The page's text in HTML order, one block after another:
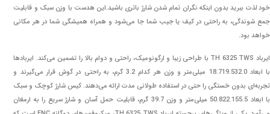
خود لذت ببرید بدون اینکه نگران تمام شدن شارژ باتری باشید.این هدست با وزن سبک و قابلیت
جمع شوندگی، به راحتی در کیف یا جیب شما جا می‌شود و همراه همیشگی شما در هر مکانی
خواهد بود.
ایرباد TH 6325 TWS با طراحی زیبا و ارگونومیک، راحتی و دوام بالا را تضمین می‌کند. ایربادها
با ابعاد 18.719.532.0 میلی‌متر و وزن هر کدام 3.2 گرم، به راحتی در گوش قرار می‌گیرند و
تجربه‌ای بدون خستگی را حتی در استفاده طولانی مدت ارائه می‌دهند. کیس شارژ کوچک و سبک
با ابعاد 50.822.155.5 میلی‌متر و وزن 39.7 گرم، قابلیت حمل آسان و شارژ سریع را به ارمغان